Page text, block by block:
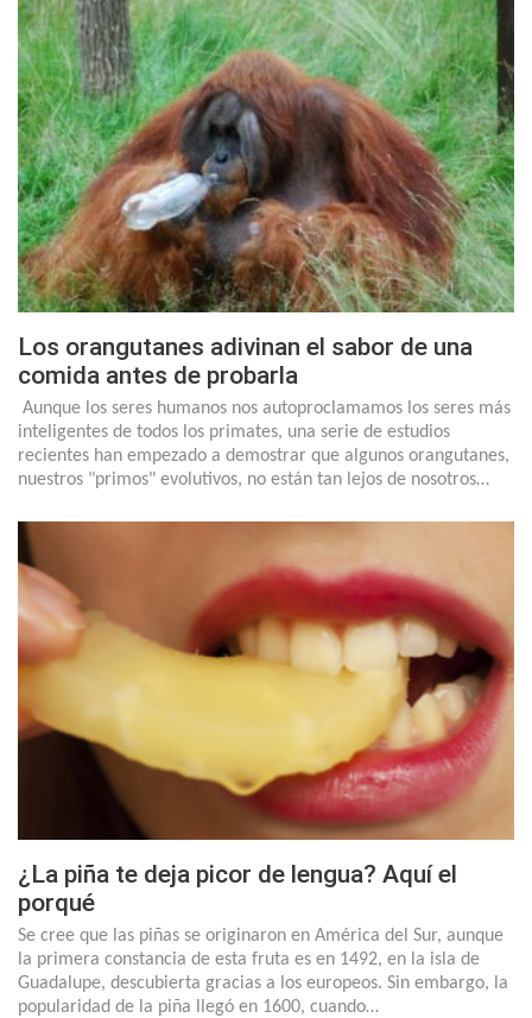
Los orangutanes adivinan el sabor de una
comida antes de probarla
Aunque los seres humanos nos autoproclamamos los seres más
inteligentes de todos los primates, una serie de estudios
recientes han empezado a demostrar que algunos orangutanes,
nuestros "primos" evolutivos, no están tan lejos de nosotros…
¿La piña te deja picor de lengua? Aquí el
porqué
Se cree que las piñas se originaron en América del Sur, aunque
la primera constancia de esta fruta es en 1492, en la isla de
Guadalupe, descubierta gracias a los europeos. Sin embargo, la
popularidad de la piña llegó en 1600, cuando…